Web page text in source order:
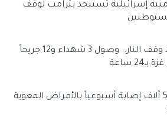
إسرائيلية تستنجد بترامب لوقف
1203 منذ وقف النار.. وصول 3 شهداء و12 جريحاً
ساعة
تسجيل 5 آلاف إصابة أسبوعياً بالأمراض المعوية